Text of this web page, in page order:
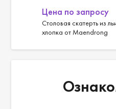
Цена по запросу
Столовая скатерть из
хлопка от Maendrong